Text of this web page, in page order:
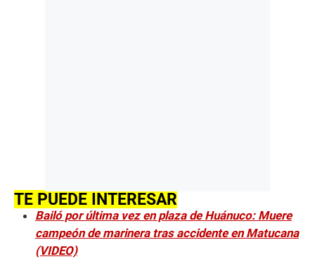
TE PUEDE INTERESAR
Bailó por última vez en plaza de Huánuco: Muere
campeón de marinera tras accidente en Matucana
(VIDEO)